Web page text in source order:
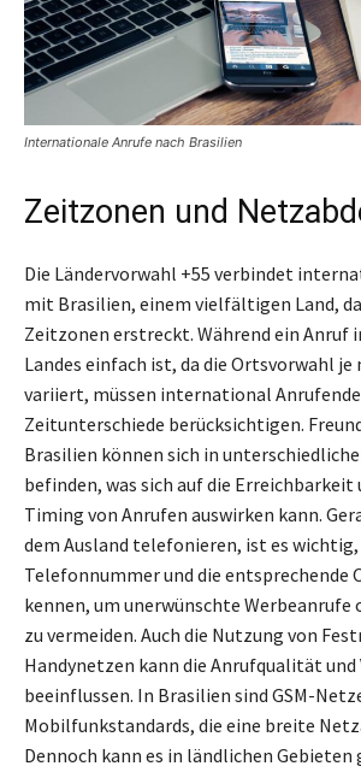
Internationale Anrufe nach Brasilien
Zeitzonen und
Die Ländervorwahl +55 verbindet
mit Brasilien, einem vielfältigen Land,
Zeitzonen erstreckt. Während ein Anruf
Landes einfach ist, da die Ortsvorwahl je
variiert, müssen international
Zeitunterschiede berücksichtigen.
Brasilien können sich in
befinden, was sich auf die Erreichbarkeit
Timing von Anrufen auswirken kann.
dem Ausland telefonieren, ist es
Telefonnummer und die entsprechende
kennen, um unerwünschte Werbeanrufe
zu vermeiden. Auch die Nutzung von
Handynetzen kann die Anrufqualität
beeinflussen. In Brasilien sind GSM-
Mobilfunkstandards, die eine breite
Dennoch kann es in ländlichen